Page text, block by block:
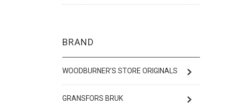
BRAND
WOODBURNER’S STORE ORIGINALS
GRANSFORS BRUK